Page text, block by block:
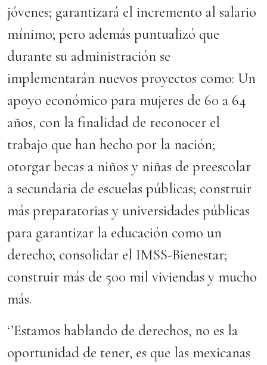
jóvenes; garantizará el incremento al salario
mínimo; pero además puntualizó que
durante su administración se
implementarán nuevos proyectos como: Un
apoyo económico para mujeres de 60 a 64
años, con la finalidad de reconocer el
trabajo que han hecho por la nación;
otorgar becas a niños y niñas de preescolar
a secundaria de escuelas públicas; construir
más preparatorias y universidades públicas
para garantizar la educación como un
derecho; consolidar el IMSS-Bienestar;
construir más de 500 mil viviendas y mucho
más.
‘’Estamos hablando de derechos, no es la
oportunidad de tener, es que las mexicanas